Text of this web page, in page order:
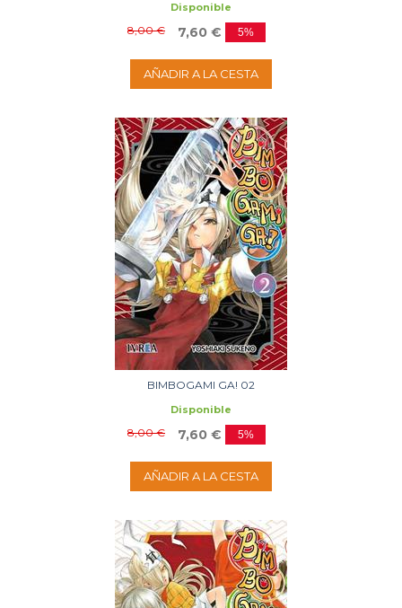
Disponible
8,00 € 7,60 € 5%
AÑADIR A LA CESTA
BIMBOGAMI GA! 02
Disponible
8,00 € 7,60 € 5%
AÑADIR A LA CESTA